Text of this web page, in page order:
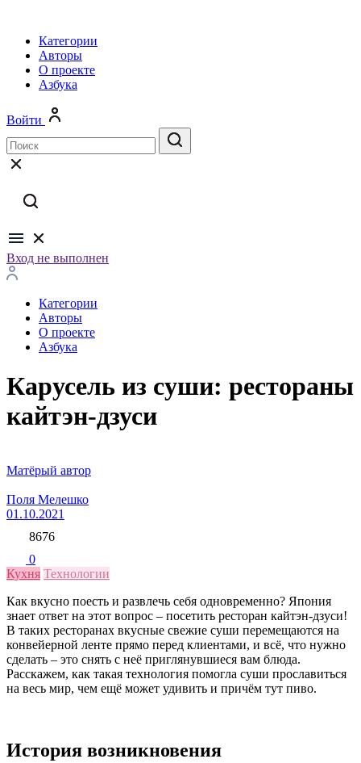
Категории
Авторы
О проекте
Азбука
Войти
Вход не выполнен
Категории
Авторы
О проекте
Азбука
Карусель из суши: рестораны
кайтэн-дзуси
Матёрый автор
Поля Мелешко
01.10.2021
8676
0
Кухня Технологии
Как вкусно поесть и развлечь себя одновременно? Япония
знает ответ на этот вопрос – посетить ресторан кайтэн-дзуси!
В таких ресторанах вкусные свежие суши перемещаются на
конвейерной ленте прямо перед клиентами, и всё, что нужно
сделать – это снять с неё приглянувшиеся вам блюда.
Расскажем, как такая технология помогла суши прославиться
на весь мир, чем ещё может удивить и причём тут пиво.
История возникновения